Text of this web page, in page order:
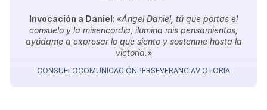
Invocación a Daniel: «Ángel Daniel, tú que portas el
consuelo y la misericordia, ilumina mis pensamientos,
ayúdame a expresar lo que siento y sostenme hasta la
victoria.»
CONSUELOCOMUNICACIÓNPERSEVERANCIAVICTORIA